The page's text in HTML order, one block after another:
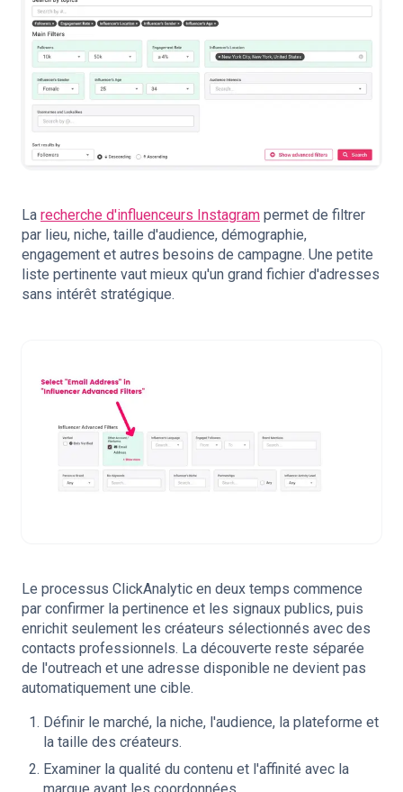
La recherche d'influenceurs Instagram permet de filtrer
par lieu, niche, taille d'audience, démographie,
engagement et autres besoins de campagne. Une petite
liste pertinente vaut mieux qu'un grand fichier d'adresses
sans intérêt stratégique.
Le processus ClickAnalytic en deux temps commence
par confirmer la pertinence et les signaux publics, puis
enrichit seulement les créateurs sélectionnés avec des
contacts professionnels. La découverte reste séparée
de l'outreach et une adresse disponible ne devient pas
automatiquement une cible.
Définir le marché, la niche, l'audience, la plateforme et
la taille des créateurs.
Examiner la qualité du contenu et l'affinité avec la